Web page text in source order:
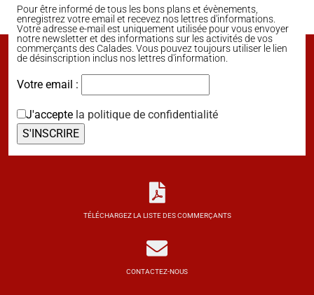
Pour être informé de tous les bons plans et évènements,
enregistrez votre email et recevez nos lettres d'informations.
Votre adresse e-mail est uniquement utilisée pour vous envoyer
notre newsletter et des informations sur les activités de vos
commerçants des Calades. Vous pouvez toujours utiliser le lien
de désinscription inclus nos lettres d'information.
Votre email :
J'accepte la politique de confidentialité
TÉLÉCHARGEZ LA LISTE DES COMMERÇANTS
CONTACTEZ-NOUS